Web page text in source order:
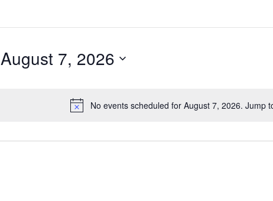
Notice
No events scheduled for August 7, 2026. Jump
August 7, 2026
Select